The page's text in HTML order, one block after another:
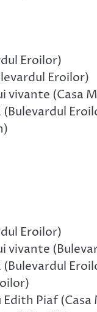
Eroilor)
Eroilor)
vivante (Casa
Eroilor)
vivante
Piaf